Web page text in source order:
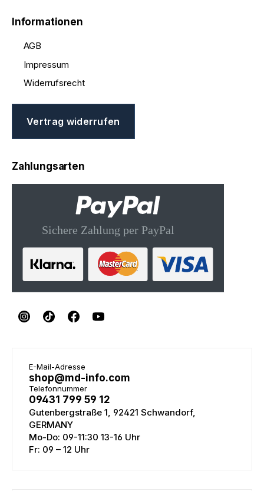
Informationen
AGB
Impressum
Widerrufsrecht
Vertrag widerrufen
Zahlungsarten
E-Mail-Adresse
shop@md-info.com
Telefonnummer
09431 799 59 12
Gutenbergstraße 1, 92421 Schwandorf,
GERMANY
Mo-Do: 09-11:30 13-16 Uhr
Fr: 09 – 12 Uhr